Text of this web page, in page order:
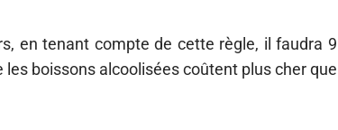
en tenant compte de cette règle, il faudra 9
boissons alcoolisées coûtent plus cher que